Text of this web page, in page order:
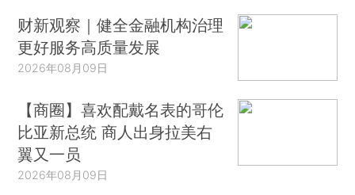
财新观察｜健全金融机构治理
更好服务高质量发展
2026年08月09日
【商圈】喜欢配戴名表的哥伦
比亚新总统 商人出身拉美右
翼又一员
2026年08月09日